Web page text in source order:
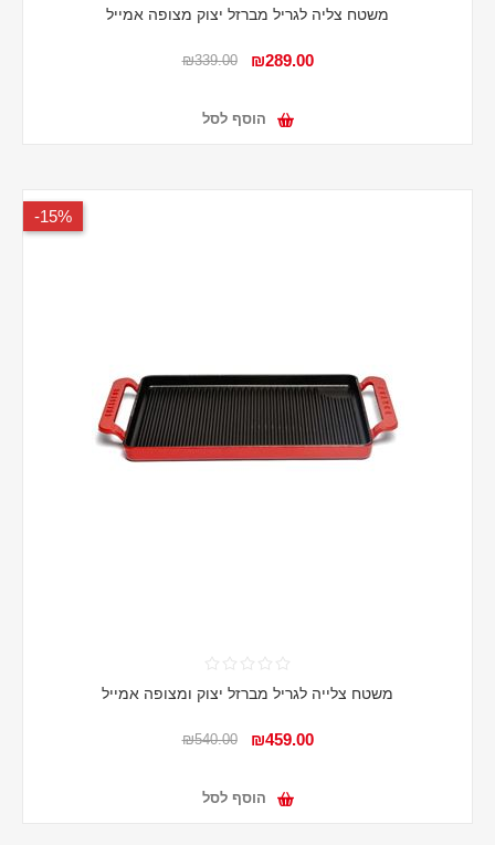
משטח צליה לגריל מברזל יצוק מצופה אמייל
₪289.00
₪339.00
הוסף לסל
15%-
משטח צלייה לגריל מברזל יצוק ומצופה אמייל
₪459.00
₪540.00
הוסף לסל